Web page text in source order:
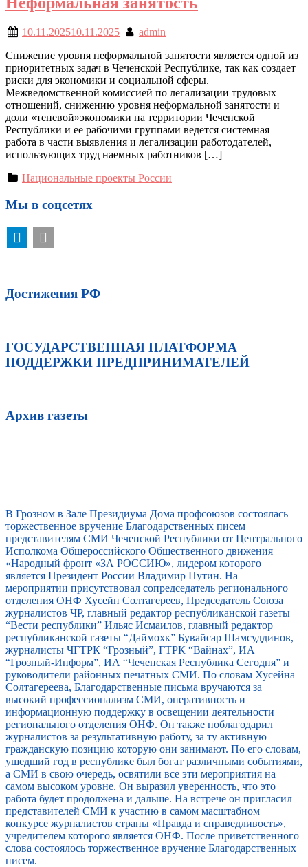
10.11.202510.11.2025
admin
Снижение уровня неформальной занятости является одной из
приоритетных задач в Чеченской Республике, так как создает
риски для экономики и социальной сферы.
Межведомственной комиссией по легализации трудовых
отношений, снижению уровня неформальной занятости и
доли «теневой»экономики на территории Чеченской
Республики и ее рабочими группами ведется системная
работа в части выявления и легализации работодателей,
использующих труд наемных работников […]
Национальные проекты России
Мы в соцсетях
Достижения РФ
ГОСУДАРСТВЕННАЯ ПЛАТФОРМА
ПОДДЕРЖКИ ПРЕДПРИНИМАТЕЛЕЙ
Архив газеты
В Грозном в Зале Президиума Дома профсоюзов состоялась
торжественное вручение Благодарственных писем
представителям СМИ Чеченской Республики от Центрального
Исполкома Общероссийского Общественного движения
«Народный фронт «ЗА РОССИЮ», лидером которого
является Президент России Владимир Путин. На
мероприятии присутствовал сопредседатель регионального
отделения ОНФ Хусейн Солтагереев, Председатель Союза
журналистов ЧР, главный редактор республиканской газеты
“Вести республики” Ильяс Исмаилов, главный редактор
республиканской газеты “Даймохк” Бувайсар Шамсуддинов,
журналисты ЧГТРК “Грозный”, ГТРК “Вайнах”, ИА
“Грозный-Информ”, ИА “Чеченская Республика Сегодня” и
руководители районных печатных СМИ. По словам Хусейна
Солтагереева, Благодарственные письма вручаются за
высокий профессионализм СМИ, оперативность и
информационную поддержку в освещении деятельности
регионального отделения ОНФ. Он также поблагодарил
журналистов за результативную работу, за ту активную
гражданскую позицию которую они занимают. По его словам,
ушедший год в республике был богат различными событиями,
а СМИ в свою очередь, освятили все эти мероприятия на
самом высоком уровне. Он выразил уверенность, что это
работа будет продолжена и дальше. На встрече он пригласил
представителей СМИ к участию в самом масштабном
конкурсе журналистов страны «Правда и справедливость»,
учредителем которого является ОНФ. После приветственного
слова состоялось торжественное вручение Благодарственных
писем.